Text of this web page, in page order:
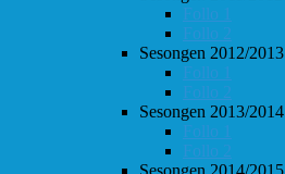
Follo 1
Follo 2
Sesongen 2012/2013
Follo 1
Follo 2
Sesongen 2013/2014
Follo 1
Follo 2
Sesongen 2014/2015